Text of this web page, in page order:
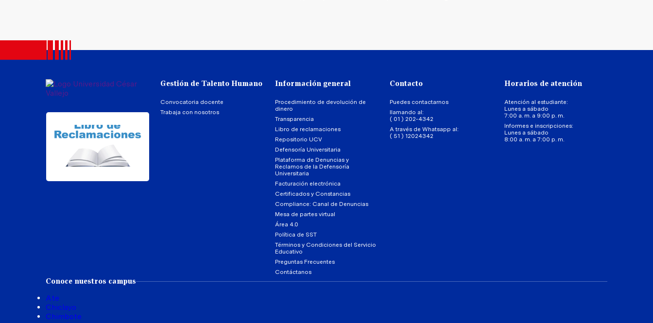
Gestión de Talento Humano
Convocatoria docente
Trabaja con nosotros
Información general
Procedimiento de devolución de
dinero
Transparencia
Libro de reclamaciones
Repositorio UCV
Defensoría Universitaria
Plataforma de Denuncias y
Reclamos de la Defensoría
Universitaria
Facturación electrónica
Certificados y Constancias
Compliance: Canal de Denuncias
Mesa de partes virtual
Área 4.0
Política de SST
Términos y Condiciones del Servicio
Educativo
Preguntas Frecuentes
Contáctanos
Contacto
Puedes contactarnos
llamando al:
( 01 ) 202-4342
A través de Whatsapp al:
( 51 ) 12024342
Horarios de atención
Atención al estudiante:
Lunes a sábado
7:00 a. m. a 9:00 p. m.
Informes e inscripciones:
Lunes a sábado
8:00 a. m. a 7:00 p. m.
Conoce nuestros campus
Ate
Chiclayo
Chimbote